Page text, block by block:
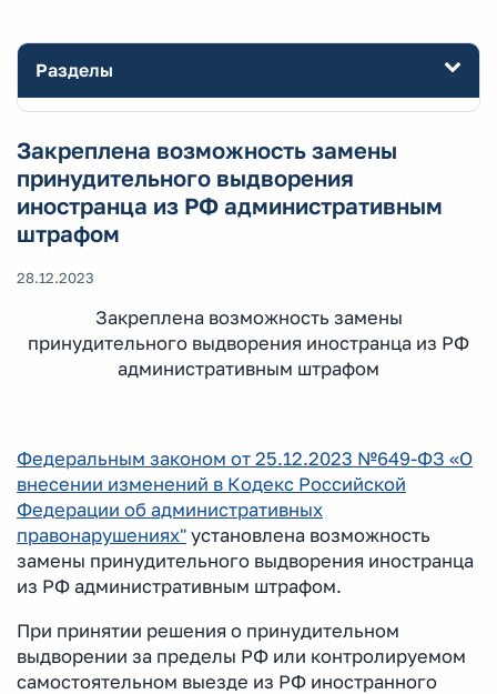
Разделы
Закреплена возможность замены
принудительного выдворения
иностранца из РФ административным
штрафом
28.12.2023
Закреплена возможность замены
принудительного выдворения иностранца из РФ
административным штрафом
Федеральным законом от 25.12.2023 №649-ФЗ «О
внесении изменений в Кодекс Российской
Федерации об административных
правонарушениях" установлена возможность
замены принудительного выдворения иностранца
из РФ административным штрафом.
При принятии решения о принудительном
выдворении за пределы РФ или контролируемом
самостоятельном выезде из РФ иностранного